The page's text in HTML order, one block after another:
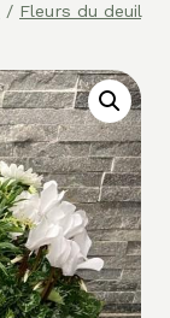
/ Fleurs du deuil